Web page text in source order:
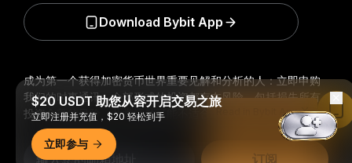
成为第一个获得加密货币世界重要见解和分析的人：立即申购
我们的时事通讯。全部形式的投资都存在风险，包括损失所有
投资金额的风险。此类活动可能不适合所有人。
订阅
Download Bybit App
$20 USDT 助您从容开启交易之旅
立即注册并充值，$20 轻松到手
立即参与
Read in Bybit App